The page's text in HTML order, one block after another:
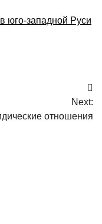
юго-западной Руси
Next:
отношения